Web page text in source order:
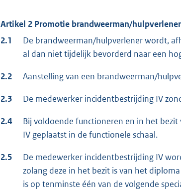
Artikel 2 Promotie brandweerman/hulpverlener
2.1
De brandweerman/hulpverlener wordt,
al dan niet tijdelijk bevorderd naar een
2.2 Aanstelling van een brandweerman/
2.3 De medewerker incidentbestrijding IV
2.4
Bij voldoende functioneren en in het
IV geplaatst in de functionele schaal.
2.5
De medewerker incidentbestrijding IV
zolang deze in het bezit is van het
is op tenminste één van de volgende